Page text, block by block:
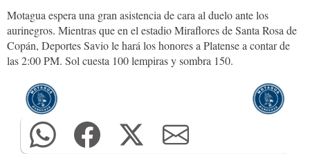
Motagua espera una gran asistencia de cara al duelo ante los
aurinegros. Mientras que en el estadio Miraflores de Santa Rosa de
Copán, Deportes Savio le hará los honores a Platense a contar de
las 2:00 PM. Sol cuesta 100 lempiras y sombra 150.